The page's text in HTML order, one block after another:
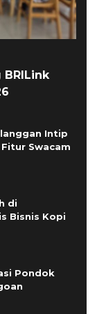
BRILink
Intip
Swacam
di
Bisnis Kopi
Pondok